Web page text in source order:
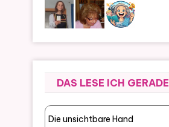
DAS LESE ICH GERADE
Die unsichtbare Hand